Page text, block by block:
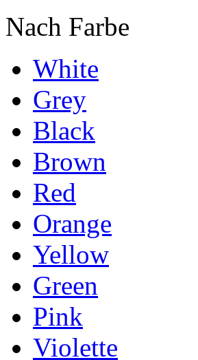
Nach Farbe
White
Grey
Black
Brown
Red
Orange
Yellow
Green
Pink
Violette